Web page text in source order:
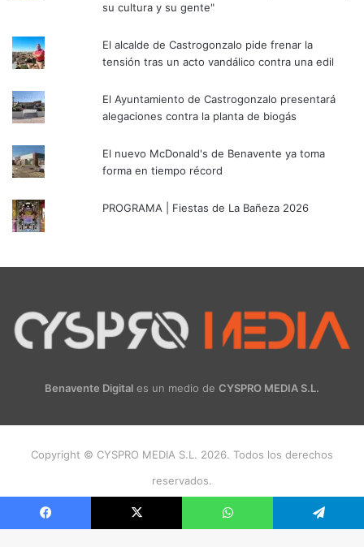
su cultura y su gente"
El alcalde de Castrogonzalo pide frenar la
tensión tras un acto vandálico contra una edil
El Ayuntamiento de Castrogonzalo presentará
alegaciones contra la planta de biogás
El nuevo McDonald's de Benavente ya toma
forma en tiempo récord
PROGRAMA | Fiestas de La Bañeza 2026
Benavente Digital es un medio de CYSPRO MEDIA S.L.
Copyright © CYSPRO MEDIA S.L. 2026. Todos los derechos
reservados.
Instagram
Facebook X WhatsApp Telegram